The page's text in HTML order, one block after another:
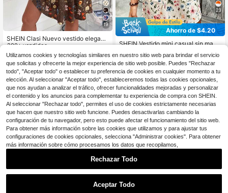
19
SHEIN Clasi Nuevo vestido elegant
e de mujer con cuello en U, cintura
definida, efecto adelgazante, estam
pado floral, adecuado para vacacio
nes y uso diario
200+ vendidos
$10.07 -29%
23
Ahorro de $4.20
SHEIN Vestido mini casual sin mang
olsillos y lazo delantero con estamp
ado floral pequeño, adecuado para
estilo de vacaciones en la playa, va
caciones, ir al trabajo y uso diario, v
estido elegante de verano, vestido
de verano para mujer, adecuado par
a fiestas de mujer, citas, temporada
de bodas, ir al trabajo, negocios ele
gante, Navidad, temporada de grad
uación, temporada de regreso a la e
scuela, ceremonia de graduación, D
ía del Maestro, Navidad, Día de San
Valentín, Acción de Gracias, tempor
ada de regreso a la escuela, Día de
la Independencia
$10.39 -29% con cupón
Lo sentimos, este producto está agotado.
Mostrar artículos similares con stock Ver todo
Utilizamos cookies y tecnologías similares en nuestro sitio web para brindar el servicio
que solicitas y ofrecerte la mejor experiencia de sitio web posible. Puedes "Rechazar
todo", "Aceptar todo" o establecer tu preferencia de cookies en cualquier momento a tu
elección. Al seleccionar "Aceptar todo", estableceremos todas las cookies opcionales,
que nos ayudan a analizar el tráfico, ofrecer funcionalidades mejoradas y personalizar
el contenido y los anuncios para complementar tu experiencia de compra con SHEIN.
Al seleccionar "Rechazar todo", permites el uso de cookies estrictamente necesarias
que hacen que nuestro sitio web funcione. Puedes desactivarlas cambiando la
configuración de tu navegador, pero esto puede afectar el funcionamiento del sitio web.
Para obtener más información sobre las cookies que utilizamos y para ajustar tus
configuraciones de cookies opcionales, selecciona "Administrar cookies". Para obtener
más información sobre cómo procesamos los datos que recopilamos,
Rechazar Todo
Aceptar Todo